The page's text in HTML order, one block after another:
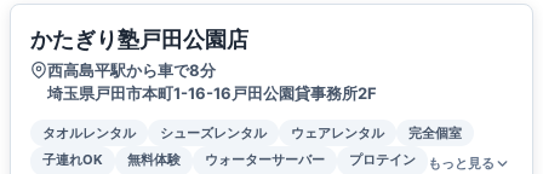
かたぎり塾戸田公園店
西高島平駅から車で8分
埼玉県戸田市本町1-16-16戸田公園貸事務所2F
タオルレンタル シューズレンタル ウェアレンタル
完全個室
子連れOK
無料体験 ウォーターサーバー プロテイン もっと見る